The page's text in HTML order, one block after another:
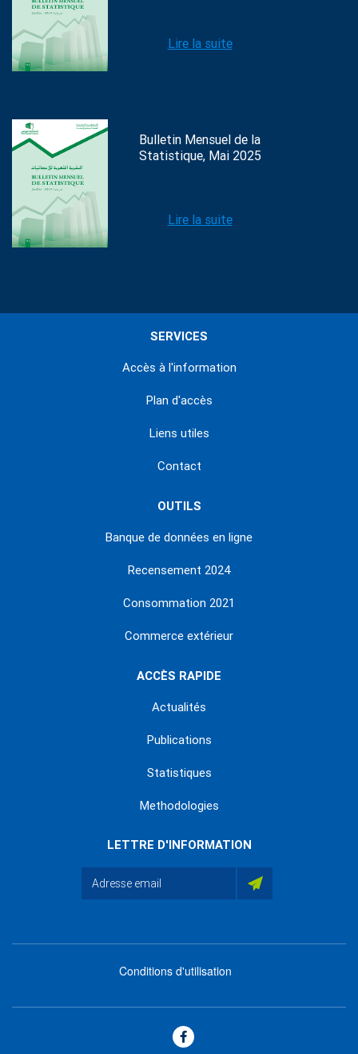
Lire la suite
Bulletin Mensuel de la
Statistique, Mai 2025
Lire la suite
SERVICES
Accès à l'information
Plan d'accès
Liens utiles
Contact
OUTILS
Banque de données en ligne
Recensement 2024
Consommation 2021
Commerce extérieur
ACCÈS RAPIDE
Actualités
Publications
Statistiques
Methodologies
LETTRE D'INFORMATION
footer
Conditions d'utilisation